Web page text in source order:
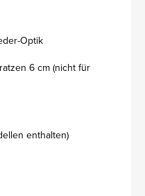
Optik
6 cm (nicht für
enthalten)